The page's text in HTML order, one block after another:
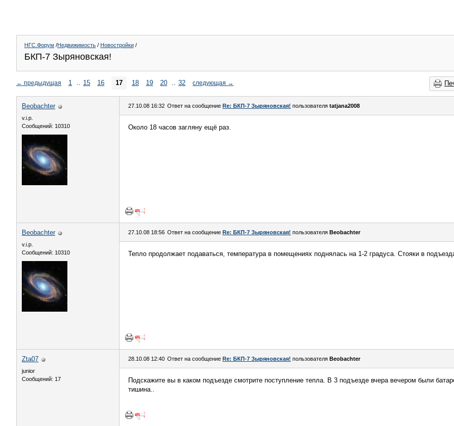
НГС.Форум /Недвижимость / Новостройки /
БКП-7 Зыряновская!
← предыдущая 1 .. 15 16 17 18 19 20 .. 32 следующая →
Beobachter
v.i.p.
Сообщений: 10310
27.10.08 16:32 Ответ на сообщение Re: БКП-7 Зыряновская! пользователя tatjana2008
Около 18 часов загляну ещё раз.
Beobachter
v.i.p.
Сообщений: 10310
27.10.08 18:56 Ответ на сообщение Re: БКП-7 Зыряновская! пользователя Beobachter
Тепло продолжает подаваться, температура в помещениях поднялась на 1-2 градуса. Стояки в
Zta07
junior
Сообщений: 17
28.10.08 12:40 Ответ на сообщение Re: БКП-7 Зыряновская! пользователя Beobachter
Подскажите вы в каком подъезде смотрите поступление тепла. В 3 подъезде вчера вечером были
тишина..